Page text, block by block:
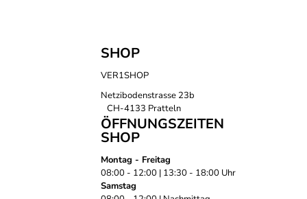
SHOP
VER1SHOP
Netzibodenstrasse 23b
CH-4133 Pratteln
ÖFFNUNGSZEITEN
SHOP
Montag - Freitag
08:00 - 12:00 | 13:30 - 18:00 Uhr
Samstag